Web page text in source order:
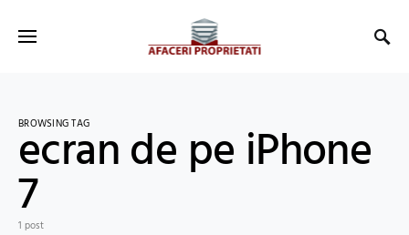
BROWSING TAG
ecran de pe iPhone
7
1 post